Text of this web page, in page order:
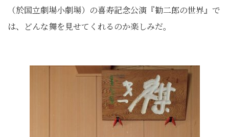
（於国立劇場小劇場）の喜寿記念公演『勧二郎の世界』で
は、どんな舞を見せてくれるのか楽しみだ。